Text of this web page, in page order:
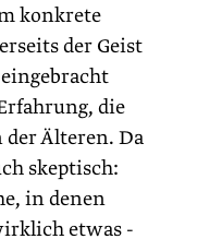
konkrete
der Geist
die
Älteren. Da
skeptisch:
in denen
etwas